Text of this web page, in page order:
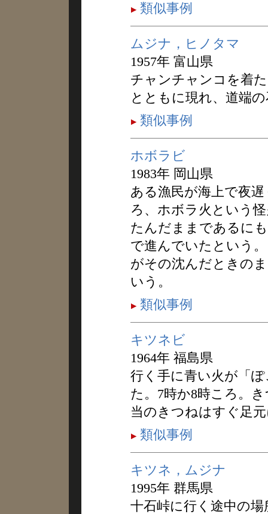
類似事例
ムジナ，ヒノタマ
1957年 富山県
チャンチャンコを着
とともに現れ、道端
類似事例
ホボラビ
1983年 岡山県
ある漁民が海上で夜
ろ、ホボラ火という
たんだままであるに
で進んでいたという
がその沈んだときの
いう。
類似事例
キツネビ
1964年 福島県
行く手に青い火が「
た。7時か8時ころ。
当のきつねはすぐ足
類似事例
キツネ，ムジナ
1995年 群馬県
十石峠に行く途中の